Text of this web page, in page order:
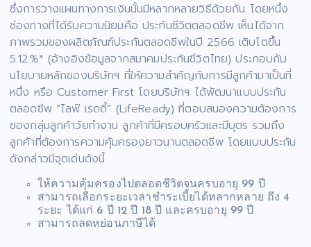
ซึ่งการวางแผนทางการเงินนั้นมีหลากหลายวิธีด้วยกัน โดยหนึ่ง
ช่องทางที่ได้รับความนิยมคือ ประกันชีวิตตลอดชีพ เห็นได้จาก
ภาพรวมของผลิตภัณฑ์ประกันตลอดชีพในปี 2566 เติบโตขึ้น
5.12%* (อ้างอิงข้อมูลจากสมาคมประกันชีวิตไทย) ประกอบกับ
นโยบายหลักของบริษัทฯ ที่ให้ความสำคัญกับการมีลูกค้ามาเป็นที่
หนึ่ง หรือ Customer First โดยบริษัทฯ ได้พัฒนาแบบประกัน
ตลอดชีพ “ไลฟ์ เรดดี้” (LifeReady) ที่ตอบสนองความต้องการ
ของกลุ่มลูกค้าวัยทำงาน ลูกค้าที่มีครอบครัวและมีบุตร รวมถึง
ลูกค้าที่ต้องการความคุ้มครองยาวนานตลอดชีพ โดยแบบประกัน
ดังกล่าวมีจุดเด่นดังนี้
ให้ความคุ้มครองไปตลอดชีวิตจนครบอายุ 99 ปี
สามารถเลือกระยะเวลาชำระเบี้ยได้หลากหลาย ถึง 4
ระยะ ได้แก่ 6 ปี 12 ปี 18 ปี และครบอายุ 99 ปี
สามารถลดหย่อนภาษีได้